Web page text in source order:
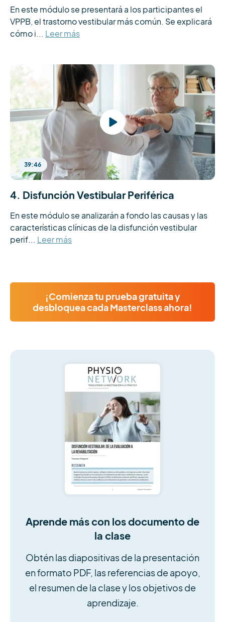
En este módulo se presentará a los participantes el
VPPB, el trastorno vestibular más común. Se explicará
cómo i... Leer más
39:46
4. Disfunción Vestibular Periférica
En este módulo se analizarán a fondo las causas y las
características clínicas de la disfunción vestibular
perif... Leer más
¡Comienza tu prueba gratuita y
desbloquea cada Masterclass ahora!
Aprende más con los documento de
la clase
Obtén las diapositivas de la presentación
en formato PDF, las referencias de apoyo,
el resumen de la clase y los objetivos de
aprendizaje.